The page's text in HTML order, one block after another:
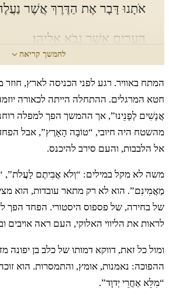
אֹתָנוּ דָּבָר אֶת הַדֶּרֶךְ אֲשֶׁר
הֶעָרִים אֲשֶׁר נָבֹא אֲלֵיהֶן׃
כג וַיִּיטַב בְּעֵינַי הַדָּבָר וָאֶקַּח
אֲנָשִׁים אִישׁ אֶחָד לַשָּׁבֶט׃
כד וַיִּפְנוּ וַיַּעֲלוּ הָהָרָה וַיָּבֹאוּ
וַיְרַגְּלוּ אֹתָהּ׃
כה וַיִּקְחוּ בְיָדָם מִפְּרִי הָאָרֶץ
וַיָּשִׁבוּ אֹתָנוּ דָבָר וַיֹּאמְרוּ
יְדוָד אֱלֹהֵינוּ נֹתֵן לָנוּ׃
להמשך קריאה
המתח באוויר. רגע לפני הכניסה לארץ,
חטא המרגלים. ההתחלה הייתה לכאורה
אֲנָשִׁים לְפָנֵינוּ”, אך ההמשך הפך למפלה
מהשטח היה חיובי, “טוֹבָה הָאָרֶץ”, אבל
אל הלבבות, והעם סירב להיכנס.
משה לא מקל במילים: “וְלֹא אֲבִיתֶם לַעֲלֹת”,
מַאֲמִינִם”. הוא לא רק מתאר עובדות, הוא
של בחירה, של פספוס היסטורי. הפחד הפך
לראות את הליווי האלוקי, העם ראה אויבים
ומול כל זאת, דווקא דמותו של כלב בן
ההפוכה: נאמנות, אומץ, והתמסרות. הוא
“מִלֵּא אַחֲרֵי יְדוָד”.